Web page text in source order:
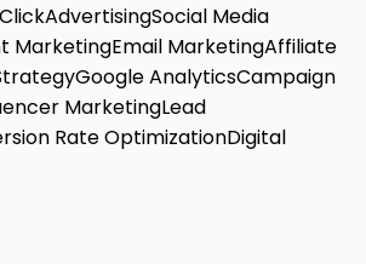
AdvertisingSocial Media
MarketingEmail MarketingAffiliate
Google AnalyticsCampaign
MarketingLead
Rate OptimizationDigital